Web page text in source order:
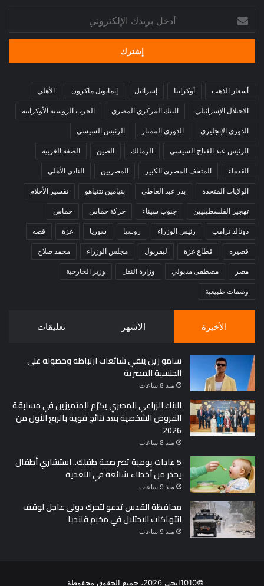
بريدك
الإلكتروني
أسعار الذهب أوكرانيا إسرائيل إيمانويل ماكرون الأهلي
الاحتلال الإسرائيلي البنك المركزي المصري الحرب الروسية الأوكرانية
الدوري الإنجليزي الدوري الممتاز الرئيس السيسي
الرئيس عبد الفتاح السيسي الزمالك الصين الضفة الغربية
القدماء المتحف المصري الكبير المصريين النادي الأهلي
الولايات المتحدة بدر عبد العاطي بنيامين نتنياهو تفسير الأحلام
تهجير الفلسطينيين جنوب سيناء حركة حماس حماس
دونالد ترامب رئيس الوزراء روسيا سوريا غزة قصه
قصيره قطاع غزة ليفربول مجلس الوزراء محمد صلاح
مصر مصطفى مدبولي وزارة النقل وزير الخارجية
وصفات طبيعية
الأخيرة الأشهر تعليقات
سامو زين ينفي شائعات ارتباطه وحصوله على
الجنسية المصرية
منذ 8 ساعات
البنك الزراعي المصري يكرّم المتميزين في مسابقة
القروض الشخصية بعد نتائج قوية بالربع الأول من
2026
منذ 8 ساعات
5 عادات يومية تضر صحة طفلك.. استشاري أطفال
يحذر من أخطاء شائعة في التغذية
منذ 9 ساعات
محافظة القدس تدعو لتحرك دولي عاجل لوقف
انتهاكات الاحتلال في مخيم قلنديا
منذ 9 ساعات
©1010ايجي 2026، جميع الحقوق محفوظة